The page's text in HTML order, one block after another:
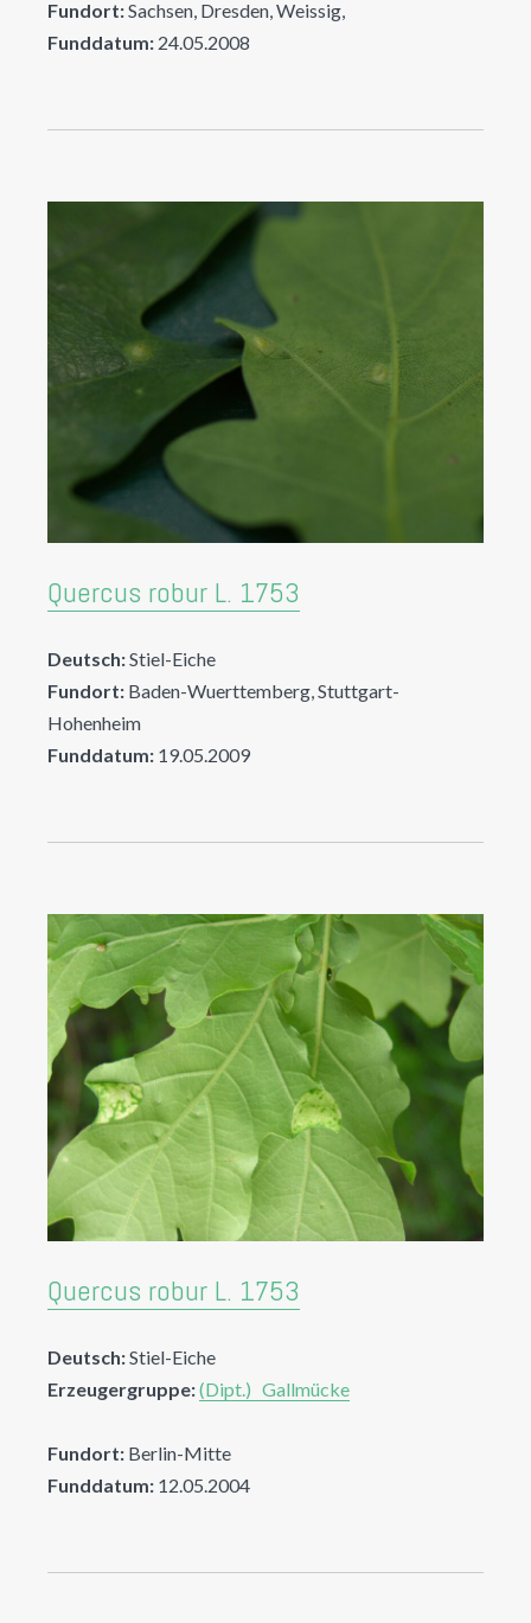
Fundort:Sachsen, Dresden, Weissig,
Funddatum: 24.05.2008
Quercus robur L. 1753
Deutsch:Stiel-Eiche
Fundort: Baden-Wuerttemberg, Stuttgart-
Hohenheim
Funddatum: 19.05.2009
Quercus robur L. 1753
Deutsch:Stiel-Eiche
Erzeugergruppe:(Dipt.) Gallmücke
Fundort: Berlin-Mitte
Funddatum: 12.05.2004